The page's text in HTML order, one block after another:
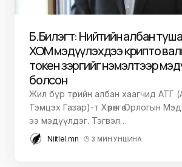
Б.Билэгт: Нийтийн албан
ХОМ мэдүүлэхдээ крипто
токен зэргийг нэмэлтээр
болсон
Жил бүр төрийн албан хаагчид АТГ
Тэмцэх Газар)-т Хөрөнгө Орлогын
ээ мэдүүлдэг. Тэгвэл…
Niitlel.mn 3 МИН УНШИНА